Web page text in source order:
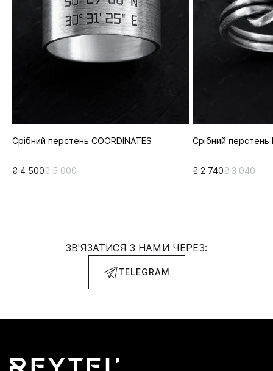
Срібний перстень COORDINATES
₴ 4 500₴ 5 000
Срібний перстень
₴ 2 740₴ 3 040
ЗВ'ЯЗАТИСЯ З НАМИ ЧЕРЕЗ:
TELEGRAM